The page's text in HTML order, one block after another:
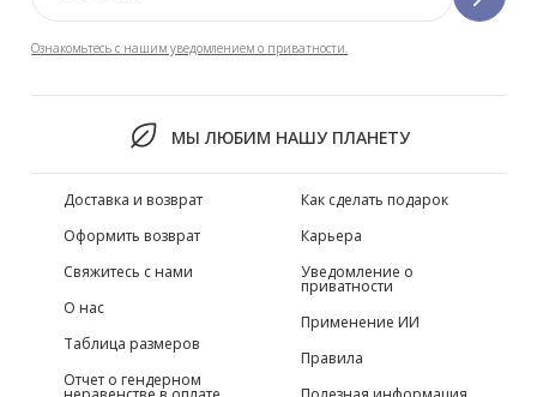
Ознакомьтесь с нашим уведомлением о приватности.
МЫ ЛЮБИМ НАШУ ПЛАНЕТУ
Доставка и возврат
Оформить возврат
Свяжитесь с нами
О нас
Таблица размеров
Отчет о гендерном
Как сделать подарок
Карьера
Уведомление о
приватности
Применение ИИ
Правила